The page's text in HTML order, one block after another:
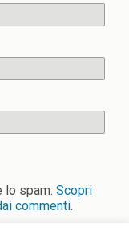
lo spam. Scopri
commenti.